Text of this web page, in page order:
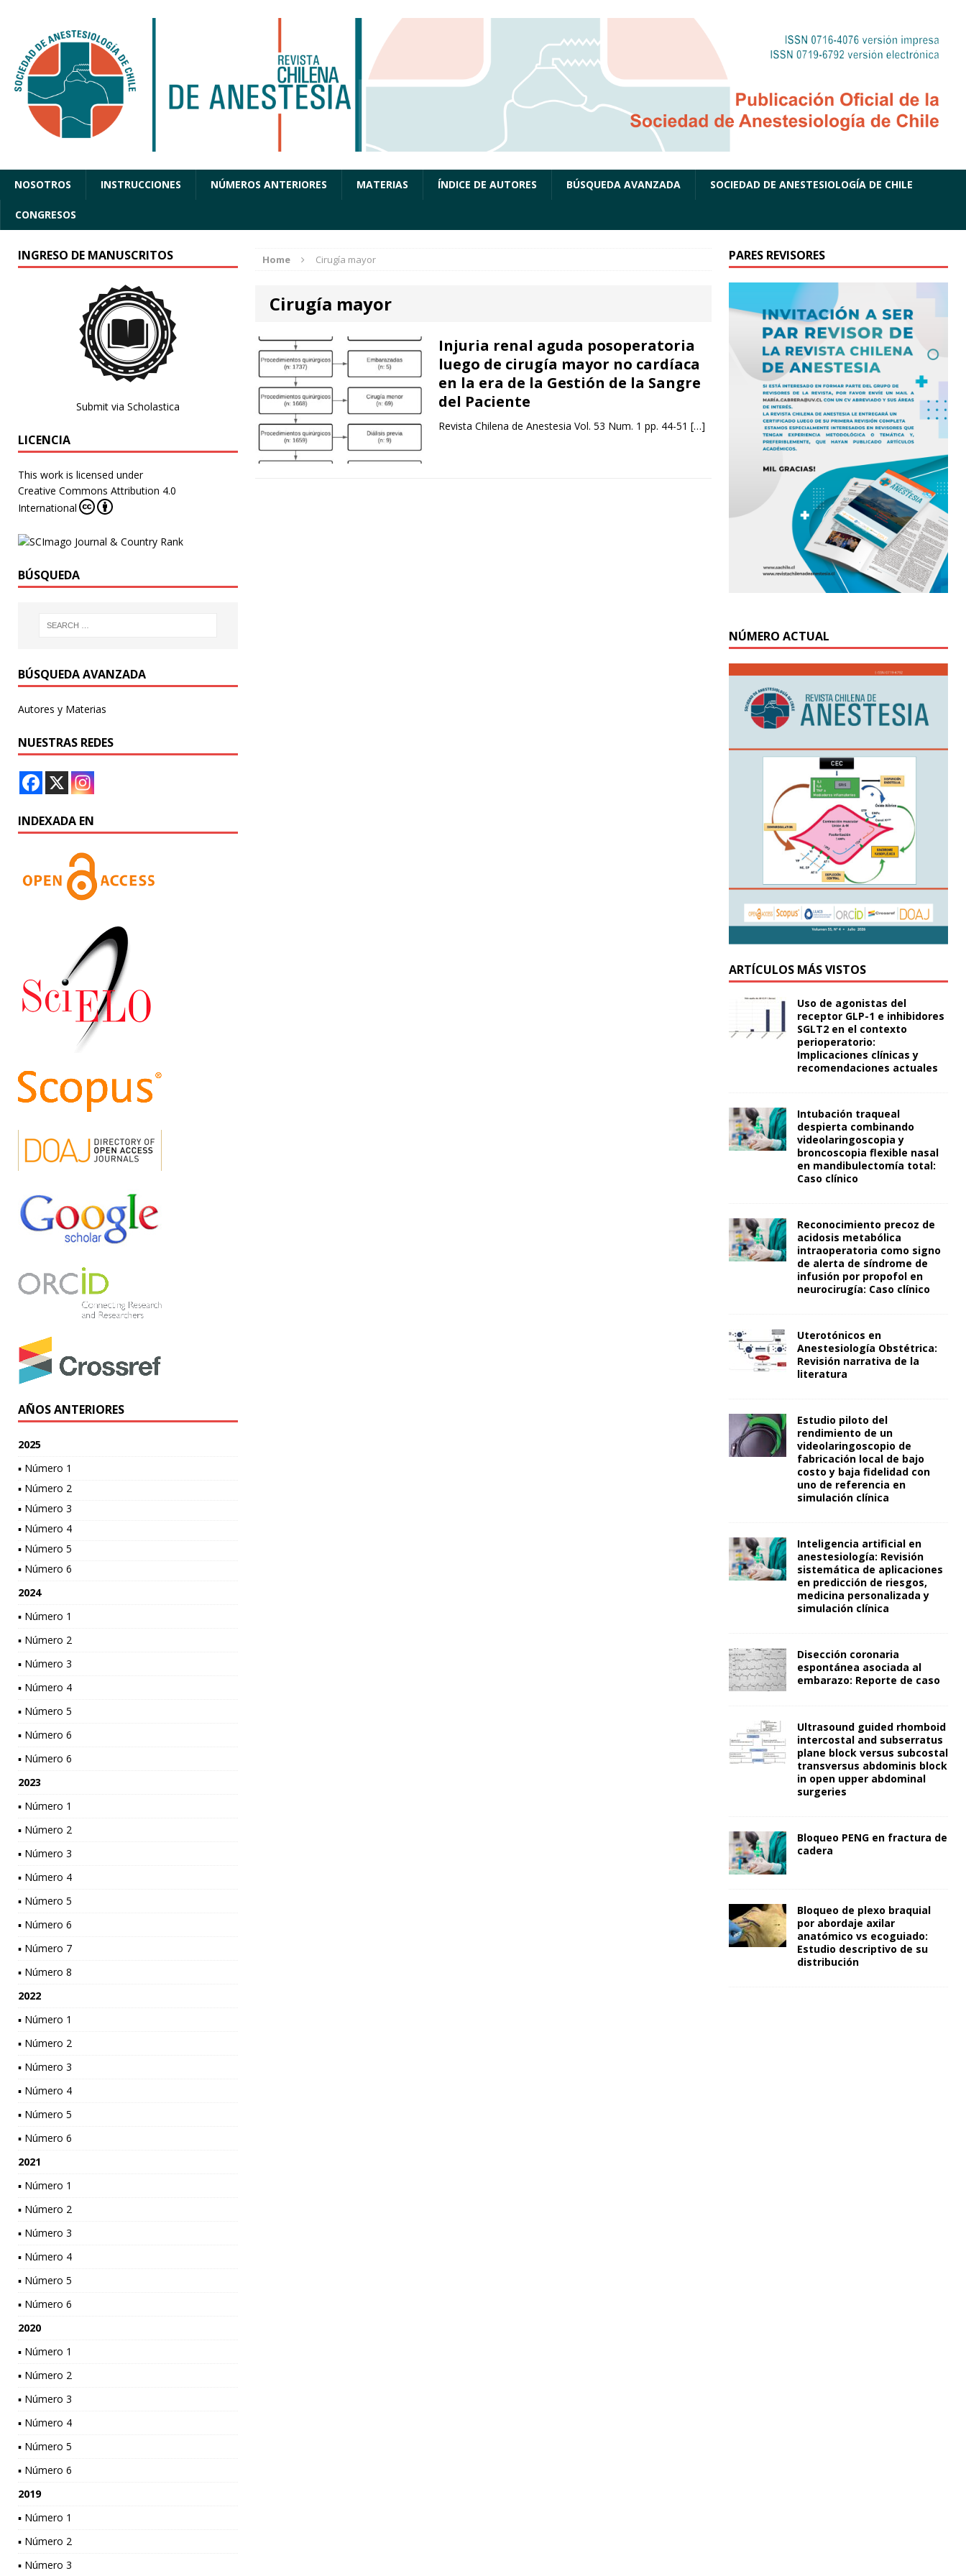
NOSOTROS INSTRUCCIONES NÚMEROS ANTERIORES MATERIAS ÍNDICE DE AUTORES BÚSQUEDA AVANZADA SOCIEDAD DE ANESTESIOLOGÍA DE CHILE
CONGRESOS
Home Cirugía mayor
Cirugía mayor
Injuria renal aguda posoperatoria
luego de cirugía mayor no cardíaca
en la era de la Gestión de la Sangre
del Paciente
Revista Chilena de Anestesia Vol. 53 Num. 1 pp. 44-51 […]
INGRESO DE MANUSCRITOS
Submit via Scholastica
LICENCIA
This work is licensed under
Creative Commons Attribution 4.0
International
BÚSQUEDA
BÚSQUEDA AVANZADA
Autores y Materias
NUESTRAS REDES
INDEXADA EN
AÑOS ANTERIORES
2025
▪ Número 1
▪ Número 2
▪ Número 3
▪ Número 4
▪ Número 5
▪ Número 6
2024
▪ Número 1
▪ Número 2
▪ Número 3
▪ Número 4
▪ Número 5
▪ Número 6
▪ Número 6
2023
▪ Número 1
▪ Número 2
▪ Número 3
▪ Número 4
▪ Número 5
▪ Número 6
▪ Número 7
▪ Número 8
2022
▪ Número 1
▪ Número 2
▪ Número 3
▪ Número 4
▪ Número 5
▪ Número 6
2021
▪ Número 1
▪ Número 2
▪ Número 3
▪ Número 4
▪ Número 5
▪ Número 6
2020
▪ Número 1
▪ Número 2
▪ Número 3
▪ Número 4
▪ Número 5
▪ Número 6
2019
▪ Número 1
▪ Número 2
▪ Número 3
PARES REVISORES
NÚMERO ACTUAL
ARTÍCULOS MÁS VISTOS
Uso de agonistas del
receptor GLP-1 e inhibidores
SGLT2 en el contexto
perioperatorio:
Implicaciones clínicas y
recomendaciones actuales
Intubación traqueal
despierta combinando
videolaringoscopia y
broncoscopia flexible nasal
en mandibulectomía total:
Caso clínico
Reconocimiento precoz de
acidosis metabólica
intraoperatoria como signo
de alerta de síndrome de
infusión por propofol en
neurocirugía: Caso clínico
Uterotónicos en
Anestesiología Obstétrica:
Revisión narrativa de la
literatura
Estudio piloto del
rendimiento de un
videolaringoscopio de
fabricación local de bajo
costo y baja fidelidad con
uno de referencia en
simulación clínica
Inteligencia artificial en
anestesiología: Revisión
sistemática de aplicaciones
en predicción de riesgos,
medicina personalizada y
simulación clínica
Disección coronaria
espontánea asociada al
embarazo: Reporte de caso
Ultrasound guided rhomboid
intercostal and subserratus
plane block versus subcostal
transversus abdominis block
in open upper abdominal
surgeries
Bloqueo PENG en fractura de
cadera
Bloqueo de plexo braquial
por abordaje axilar
anatómico vs ecoguiado:
Estudio descriptivo de su
distribución